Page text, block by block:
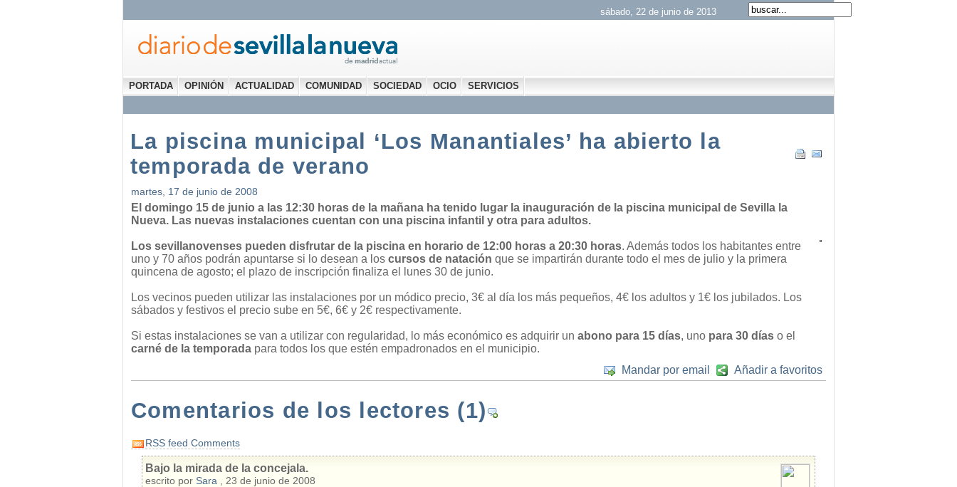
sábado, 22 de junio de 2013
PORTADA OPINIÓN ACTUALIDAD COMUNIDAD SOCIEDAD OCIO SERVICIOS
La piscina municipal ‘Los Manantiales’ ha abierto la
temporada de verano
martes, 17 de junio de 2008
El domingo 15 de junio a las 12:30 horas de la mañana ha tenido lugar la inauguración de la piscina municipal de Sevilla la
Nueva. Las nuevas instalaciones cuentan con una piscina infantil y otra para adultos.
Los sevillanovenses pueden disfrutar de la piscina en horario de 12:00 horas a 20:30 horas. Además todos los habitantes entre
uno y 70 años podrán apuntarse si lo desean a los cursos de natación que se impartirán durante todo el mes de julio y la primera
quincena de agosto; el plazo de inscripción finaliza el lunes 30 de junio.
Los vecinos pueden utilizar las instalaciones por un módico precio, 3€ al día los más pequeños, 4€ los adultos y 1€ los jubilados. Los
sábados y festivos el precio sube en 5€, 6€ y 2€ respectivamente.
Si estas instalaciones se van a utilizar con regularidad, lo más económico es adquirir un abono para 15 días, uno para 30 días o el
carné de la temporada para todos los que estén empadronados en el municipio.
Añadir a favoritos
Mandar por email
Comentarios de los lectores (1)
RSS feed Comments
Bajo la mirada de la concejala.
escrito por Sara , 23 de junio de 2008